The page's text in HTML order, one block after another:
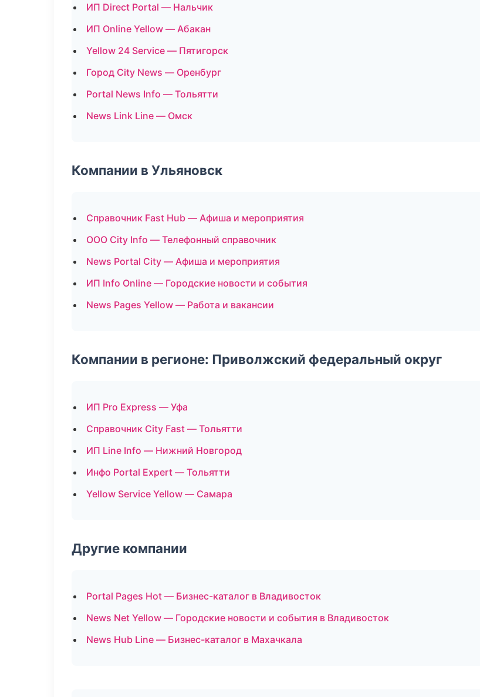
ИП Direct Portal — Нальчик
ИП Online Yellow — Абакан
Yellow 24 Service — Пятигорск
Город City News — Оренбург
Portal News Info — Тольятти
News Link Line — Омск
Компании в Ульяновск
Справочник Fast Hub — Афиша и мероприятия
ООО City Info — Телефонный справочник
News Portal City — Афиша и мероприятия
ИП Info Online — Городские новости и события
News Pages Yellow — Работа и вакансии
Компании в регионе: Приволжский федеральный округ
ИП Pro Express — Уфа
Справочник City Fast — Тольятти
ИП Line Info — Нижний Новгород
Инфо Portal Expert — Тольятти
Yellow Service Yellow — Самара
Другие компании
Portal Pages Hot — Бизнес-каталог в Владивосток
News Net Yellow — Городские новости и события в Владивосток
News Hub Line — Бизнес-каталог в Махачкала